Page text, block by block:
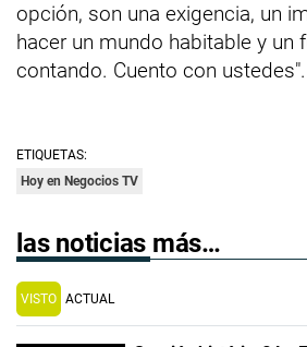
opción, son una exigencia, un
hacer un mundo habitable y un
contando. Cuento con ustedes".
ETIQUETAS:
Hoy en Negocios TV
las noticias más…
VISTO ACTUAL